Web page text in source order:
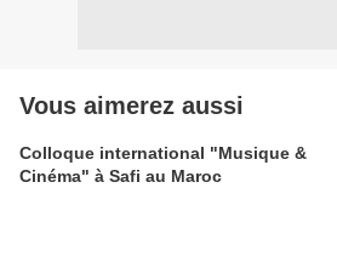
Vous aimerez aussi
Colloque international "Musique &
Cinéma" à Safi au Maroc